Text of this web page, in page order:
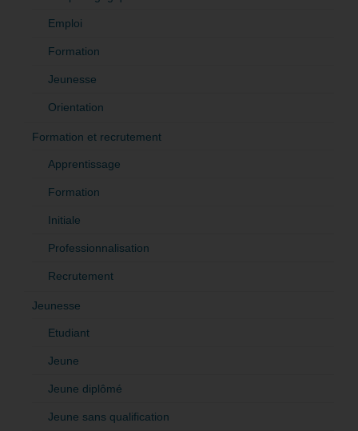
Emploi
Formation
Jeunesse
Orientation
Formation et recrutement
Apprentissage
Formation
Initiale
Professionnalisation
Recrutement
Jeunesse
Etudiant
Jeune
Jeune diplômé
Jeune sans qualification